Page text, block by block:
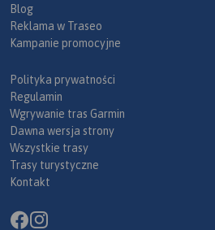
Blog
Reklama w Traseo
Kampanie promocyjne
Polityka prywatności
Regulamin
Wgrywanie tras Garmin
Dawna wersja strony
Wszystkie trasy
Trasy turystyczne
Kontakt